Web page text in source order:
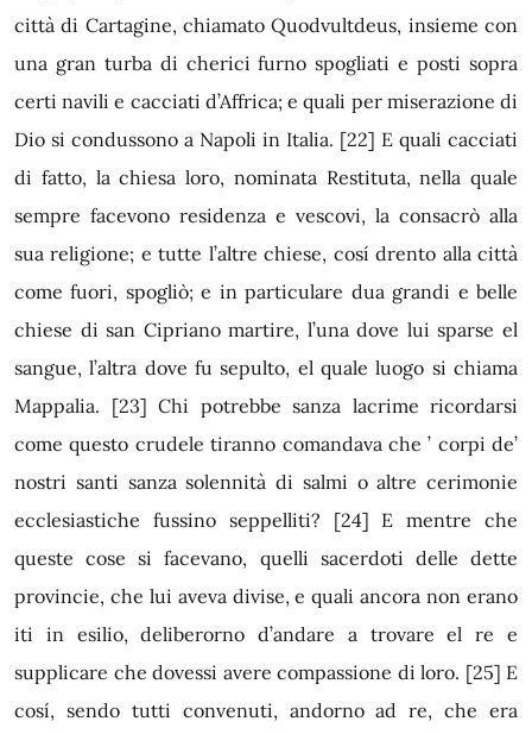
città di Cartagine, chiamato Quodvultdeus, insieme con
una gran turba di cherici furno spogliati e posti sopra
certi navili e cacciati d’Affrica; e quali per miserazione di
Dio si condussono a Napoli in Italia. [22] E quali cacciati
di fatto, la chiesa loro, nominata Restituta, nella quale
sempre facevono residenza e vescovi, la consacrò alla
sua religione; e tutte l’altre chiese, cosí drento alla città
come fuori, spogliò; e in particulare dua grandi e belle
chiese di san Cipriano martire, l’una dove lui sparse el
sangue, l’altra dove fu sepulto, el quale luogo si chiama
Mappalia. [23] Chi potrebbe sanza lacrime ricordarsi
come questo crudele tiranno comandava che ’ corpi de’
nostri santi sanza solennità di salmi o altre cerimonie
ecclesiastiche fussino seppelliti? [24] E mentre che
queste cose si facevano, quelli sacerdoti delle dette
provincie, che lui aveva divise, e quali ancora non erano
iti in esilio, deliberorno d’andare a trovare el re e
supplicare che dovessi avere compassione di loro. [25] E
cosí, sendo tutti convenuti, andorno ad re, che era